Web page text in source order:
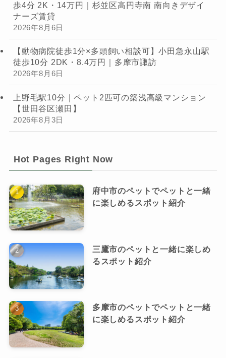
歩4分 2K・14万円｜杉並区高円寺南 南向きデザイ
ナーズ賃貸
2026年8月6日
【動物病院徒歩1分×多頭飼い相談可】小田急永山駅
徒歩10分 2DK・8.4万円｜多摩市諏訪
2026年8月6日
上野毛駅10分｜ペット2匹可の築浅高級マンション
【世田谷区瀬田】
2026年8月3日
Hot Pages Right Now
府中市のペットでペットと一緒
に楽しめるスポット紹介
三鷹市のペットと一緒に楽しめ
るスポット紹介
多摩市のペットでペットと一緒
に楽しめるスポット紹介